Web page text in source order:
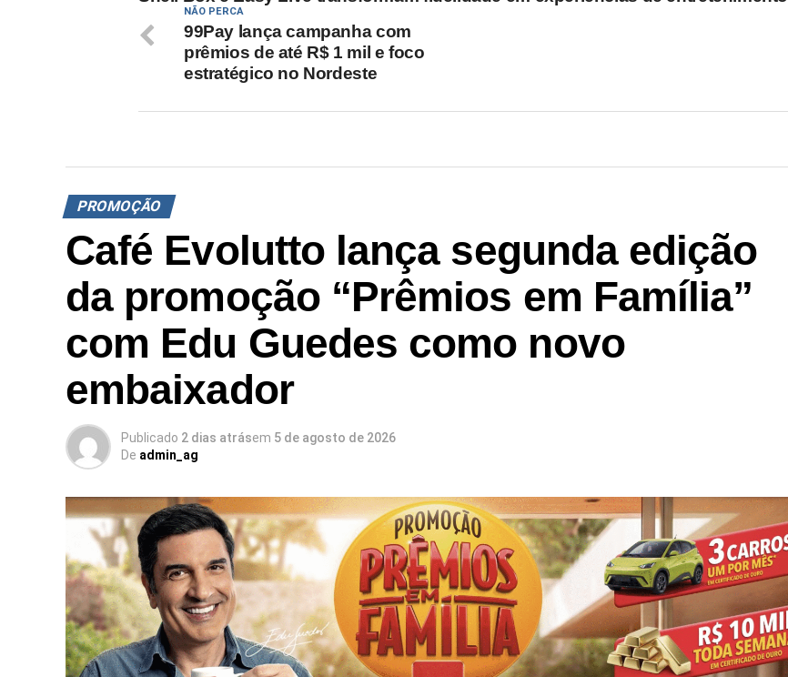
NÃO PERCA
99Pay lança campanha com
prêmios de até R$ 1 mil e foco
estratégico no Nordeste
PROMOÇÃO
Café Evolutto lança segunda edição
da promoção “Prêmios em Família”
com Edu Guedes como novo
embaixador
Publicado 2 dias atrásem 5 de agosto de 2026
De admin_ag